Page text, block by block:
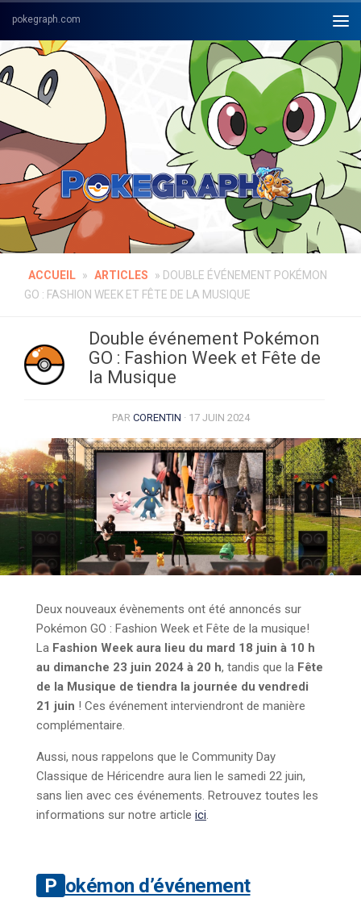
Skip to content
ACCUEIL » ARTICLES » DOUBLE ÉVÉNEMENT POKÉMON
GO : FASHION WEEK ET FÊTE DE LA MUSIQUE
Double événement Pokémon
GO : Fashion Week et Fête de
la Musique
PAR CORENTIN · 17 JUIN 2024
Deux nouveaux évènements ont été annoncés sur
Pokémon GO : Fashion Week et Fête de la musique!
La Fashion Week aura lieu du mard 18 juin à 10 h
au dimanche 23 juin 2024 à 20 h, tandis que la Fête
de la Musique de tiendra la journée du vendredi
21 juin ! Ces événement interviendront de manière
complémentaire.
Aussi, nous rappelons que le Community Day
Classique de Héricendre aura lien le samedi 22 juin,
sans lien avec ces événements. Retrouvez toutes les
informations sur notre article ici.
Pokémon d’événement